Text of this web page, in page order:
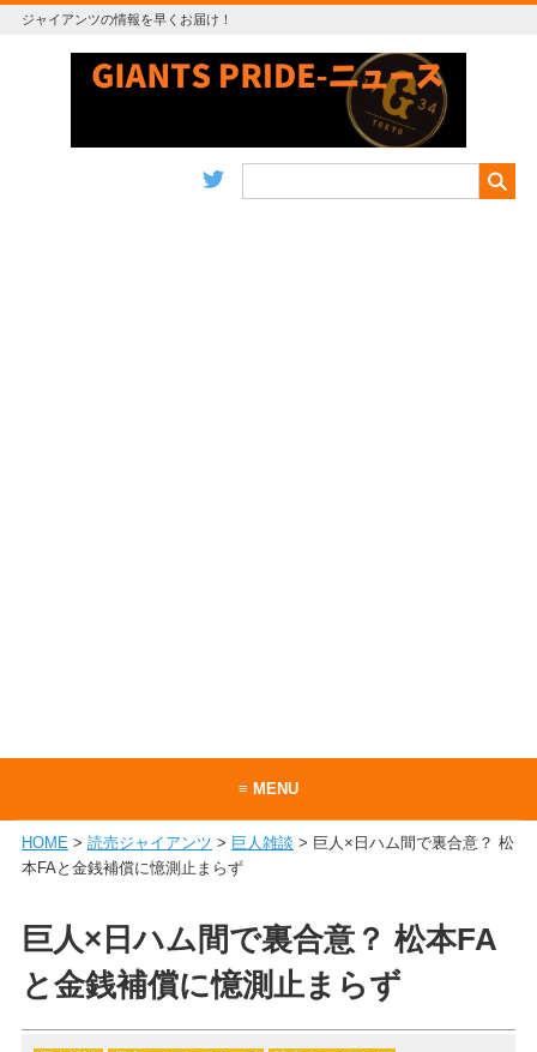
ジャイアンツの情報を早くお届け！
≡ MENU
ホーム
お問い合わせ
RSS
HOME> 読売ジャイアンツ > 巨人雑談 > 巨人×日ハム間で裏合意？ 松
本FAと金銭補償に憶測止まらず
巨人×日ハム間で裏合意？ 松本FA
と金銭補償に憶測止まらず